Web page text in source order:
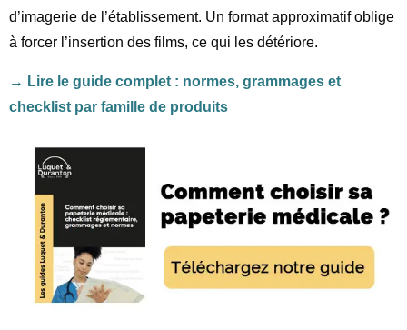
d’imagerie de l’établissement. Un format approximatif oblige
à forcer l’insertion des films, ce qui les détériore.
→ Lire le guide complet : normes, grammages et
checklist par famille de produits